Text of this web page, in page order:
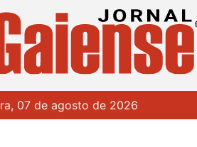
07 de agosto de 2026